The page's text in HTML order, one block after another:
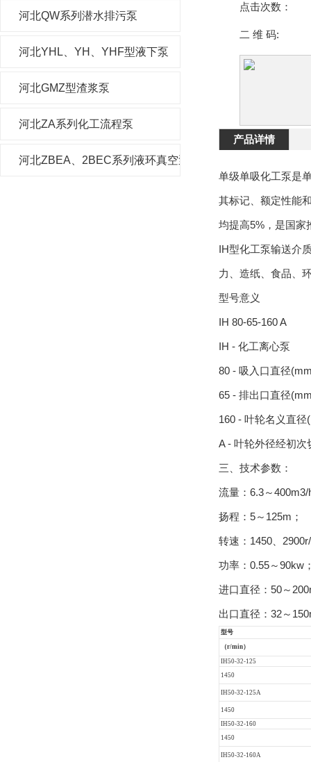
河北QW系列潜水排污泵
河北YHL、YH、YHF型液下泵
河北GMZ型渣浆泵
河北ZA系列化工流程泵
河北ZBEA、2BEC系列液环真空泵及压缩机
点击次数：
二 维 码:
产品详情
单级单吸化工泵是
其标记、额定性能
均提高5%，是国家
IH型化工泵输送介
力、造纸、食品、
型号意义
IH 80-65-160 A
IH - 化工离心泵
80 - 吸入口直径
65 - 排出口直径
160 - 叶轮名义直径
A - 叶轮外径经初次
三、技术参数：
流量：6.3～400m3/
扬程：5～125m；
转速：1450、
功率：0.55～90kw
进口直径：50～
出口直径：32～
型号
（r/min）
IH50-32-125
1450
IH50-32-125A
1450
IH50-32-160
1450
IH50-32-160A